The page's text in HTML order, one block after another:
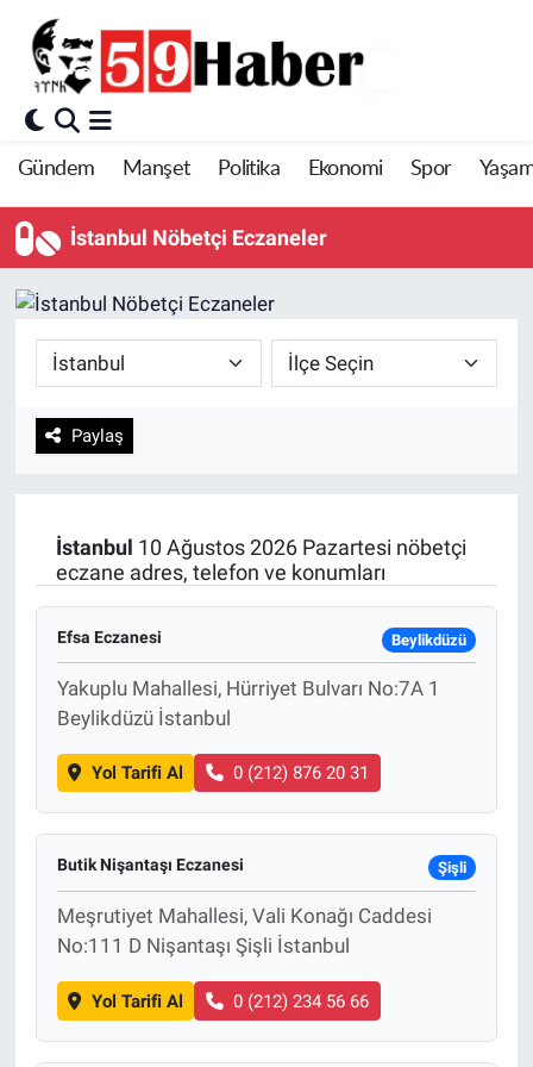
Gündem Manşet Politika Ekonomi Spor
İstanbul Nöbetçi Eczaneler
Paylaş
İstanbul 10 Ağustos 2026 Pazartesi nöbetçi
eczane adres, telefon ve konumları
Efsa Eczanesi Beylikdüzü
Yakuplu Mahallesi, Hürriyet Bulvarı No:7A 1
Beylikdüzü İstanbul
Yol Tarifi Al 0 (212) 876 20 31
Butik Nişantaşı Eczanesi Şişli
Meşrutiyet Mahallesi, Vali Konağı Caddesi
No:111 D Nişantaşı Şişli İstanbul
Yol Tarifi Al 0 (212) 234 56 66